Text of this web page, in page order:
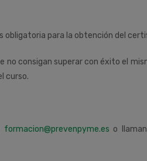
obligatoria para la obtención del
no consigan superar con éxito el
curso.
formacion@prevenpyme.es o